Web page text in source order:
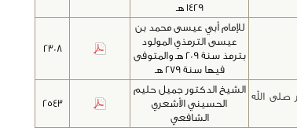
1429 هـ
للإمام أبي عيسى محمد بن
عيسى الترمذي المولود
بترمذ سنة 209 هـ والمتوفى
فيها سنة 279 هـ
2308
صلى الله
الشيخ الدكتور جميل حليم
الحسيني الأشعري
الشافعي
2543